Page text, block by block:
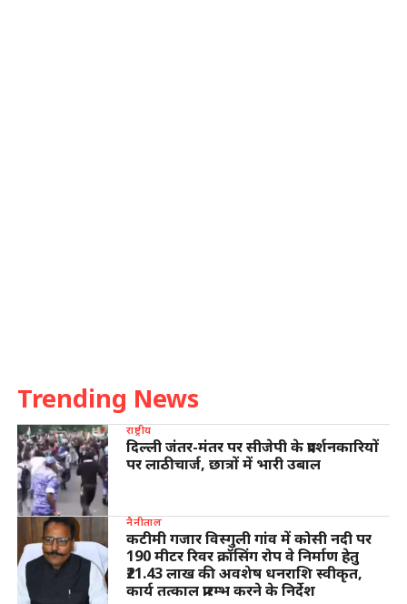
Trending News
राष्ट्रीय
दिल्ली जंतर-मंतर पर सीजेपी के प्रदर्शनकारियों
पर लाठीचार्ज, छात्रों में भारी उबाल
नैनीताल
कटीमी गजार विस्गुली गांव में कोसी नदी पर
190 मीटर रिवर क्रॉसिंग रोप वे निर्माण हेतु
₹21.43 लाख की अवशेष धनराशि स्वीकृत,
कार्य तत्काल प्रारम्भ करने के निर्देश